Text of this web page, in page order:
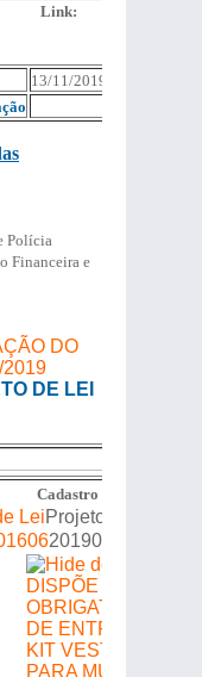
Link:
13/11/2019
Polícia
Financeira e
DE LEI
Cadastro de Proposições
Projeto de Lei
20190301606